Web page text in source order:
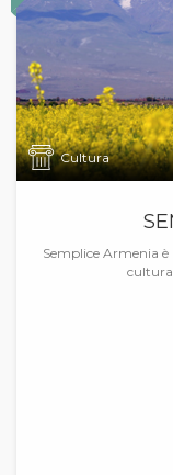
Cultura
Semplice Armenia
cultura